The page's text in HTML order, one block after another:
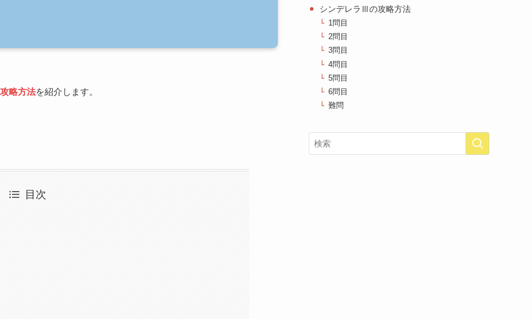
略方法を紹介します。
目次
シンデレラⅢの攻略方法
1問目
2問目
3問目
4問目
5問目
6問目
難問